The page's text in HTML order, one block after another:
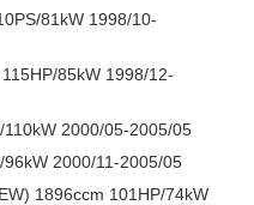
81kW 1998/10-
85kW 1998/12-
2000/05-2005/05
2000/11-2005/05
1896ccm 101HP/74kW